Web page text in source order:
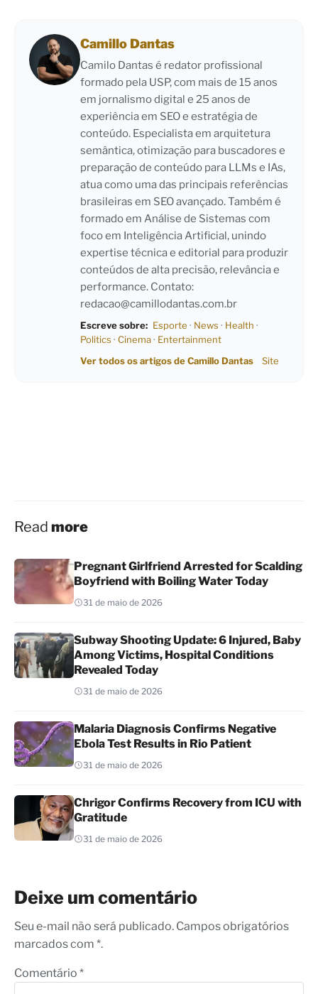
Camillo Dantas
Camilo Dantas é redator profissional
formado pela USP, com mais de 15 anos
em jornalismo digital e 25 anos de
experiência em SEO e estratégia de
conteúdo. Especialista em arquitetura
semântica, otimização para buscadores e
preparação de conteúdo para LLMs e IAs,
atua como uma das principais referências
brasileiras em SEO avançado. Também é
formado em Análise de Sistemas com
foco em Inteligência Artificial, unindo
expertise técnica e editorial para produzir
conteúdos de alta precisão, relevância e
performance. Contato:
redacao@camillodantas.com.br
Escreve sobre: Esporte · News · Health ·
Politics · Cinema· Entertainment
Ver todos os artigos de Camillo Dantas
Site
Read more
Pregnant Girlfriend Arrested for Scalding
Boyfriend with Boiling Water Today
31 de maio de 2026
Subway Shooting Update: 6 Injured, Baby
Among Victims, Hospital Conditions
Revealed Today
31 de maio de 2026
Malaria Diagnosis Confirms Negative
Ebola Test Results in Rio Patient
31 de maio de 2026
Chrigor Confirms Recovery from ICU with
Gratitude
31 de maio de 2026
Deixe um comentário
Seu e-mail não será publicado. Campos obrigatórios
marcados com *.
Comentário *